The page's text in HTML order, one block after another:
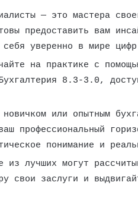
— это мастера
предоставить вам
уверенно в мире
на практике с
8.3-3.0,
или опытным
профессиональный
понимание и
из лучших могут
свои заслуги и